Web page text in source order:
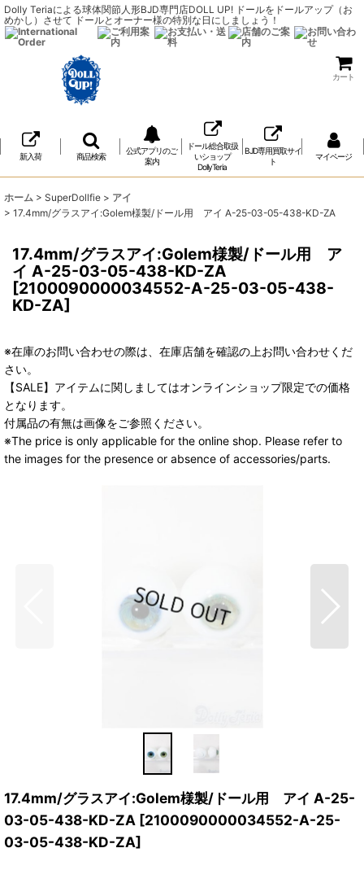
Dolly Teriaによる球体関節人形BJD専門店DOLL UP! ドールをドールアップ（お
めかし）させて ドールとオーナー様の特別な日にしましょう！
カート
新入荷 商品検索
公式アプリのご
案内
ドール総合取扱
いショップ
DollyTeria
BJD専用買取サイ
ト
マイページ
ホーム > SuperDollfie > アイ
> 17.4mm/グラスアイ:Golem様製/ドール用 アイ A-25-03-05-438-KD-ZA
17.4mm/グラスアイ:Golem様製/ドール用 ア
イ A-25-03-05-438-KD-ZA
[2100090000034552-A-25-03-05-438-
KD-ZA]
※在庫のお問い合わせの際は、在庫店舗を確認の上お問い合わせくだ
さい。
【SALE】アイテムに関しましてはオンラインショップ限定での価格
となります。
付属品の有無は画像をご参照ください。
※The price is only applicable for the online shop. Please refer to
the images for the presence or absence of accessories/parts.
17.4mm/グラスアイ:Golem様製/ドール用 アイ A-25-
03-05-438-KD-ZA [2100090000034552-A-25-
03-05-438-KD-ZA]